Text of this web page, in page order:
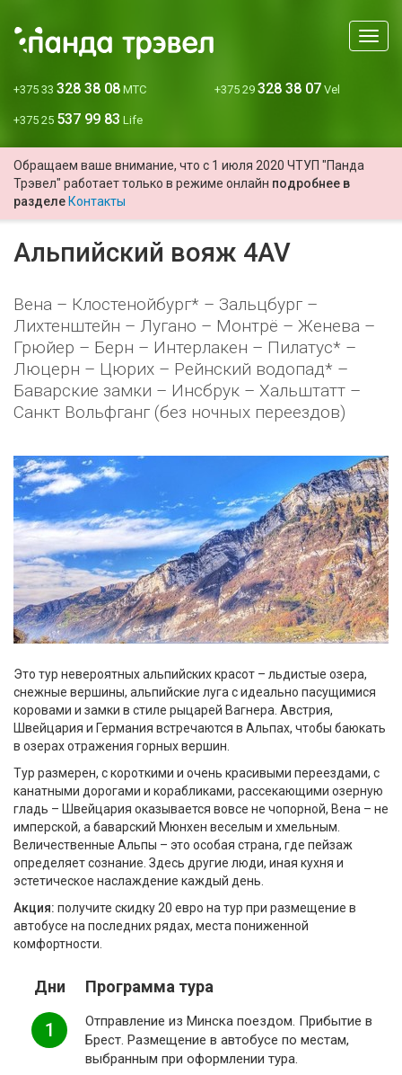
Меню
+375 33 328 38 08 МТС +375 29 328 38 07 Vel
+375 25 537 99 83 Life
Обращаем ваше внимание, что с 1 июля 2020 ЧТУП "Панда
Трэвел" работает только в режиме онлайн подробнее в
разделе Контакты
Альпийский вояж 4AV
Вена – Клостенойбург* – Зальцбург –
Лихтенштейн – Лугано – Монтрё – Женева –
Грюйер – Берн – Интерлакен – Пилатус* –
Люцерн – Цюрих – Рейнский водопад* –
Баварские замки – Инсбрук – Хальштатт –
Санкт Вольфганг (без ночных переездов)
Это тур невероятных альпийских красот – льдистые озера,
снежные вершины, альпийские луга с идеально пасущимися
коровами и замки в стиле рыцарей Вагнера. Австрия,
Швейцария и Германия встречаются в Альпах, чтобы баюкать
в озерах отражения горных вершин.
Тур размерен, с короткими и очень красивыми переездами, с
канатными дорогами и корабликами, рассекающими озерную
гладь – Швейцария оказывается вовсе не чопорной, Вена – не
имперской, а баварский Мюнхен веселым и хмельным.
Величественные Альпы – это особая страна, где пейзаж
определяет сознание. Здесь другие люди, иная кухня и
эстетическое наслаждение каждый день.
Акция: получите скидку 20 евро на тур при размещение в
автобусе на последних рядах, места пониженной
комфортности.
Дни Программа тура
1
Отправление из Минска поездом. Прибытие в
Брест. Размещение в автобусе по местам,
выбранным при оформлении тура.